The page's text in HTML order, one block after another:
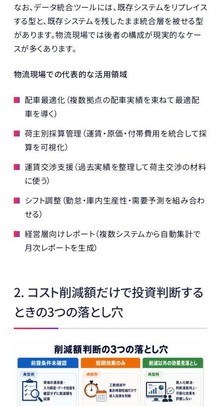
なお、データ統合ツールには、既存システムをリプレイス
する型と、既存システムを残したまま統合層を被せる型
があります。物流現場では後者の構成が現実的なケー
スが多くあります。
物流現場での代表的な活用領域
配車最適化（複数拠点の配車実績を束ねて最適配
車を導く）
荷主別採算管理（運賃・原価・付帯費用を統合して採
算を可視化）
運賃交渉支援（過去実績を整理して荷主交渉の材料
に使う）
シフト調整（勤怠・庫内生産性・需要予測を組み合わ
せる）
経営層向けレポート（複数システムから自動集計で
月次レポートを生成）
2. コスト削減額だけで投資判断する
ときの3つの落とし穴